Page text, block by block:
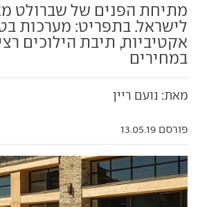
מתיחת הפנים של שברולט
לישראל. בתפריט: מערכות
אקטיביות, תיבת הילוכים
במחירים
מאת: נועם ריין
פורסם 13.05.19